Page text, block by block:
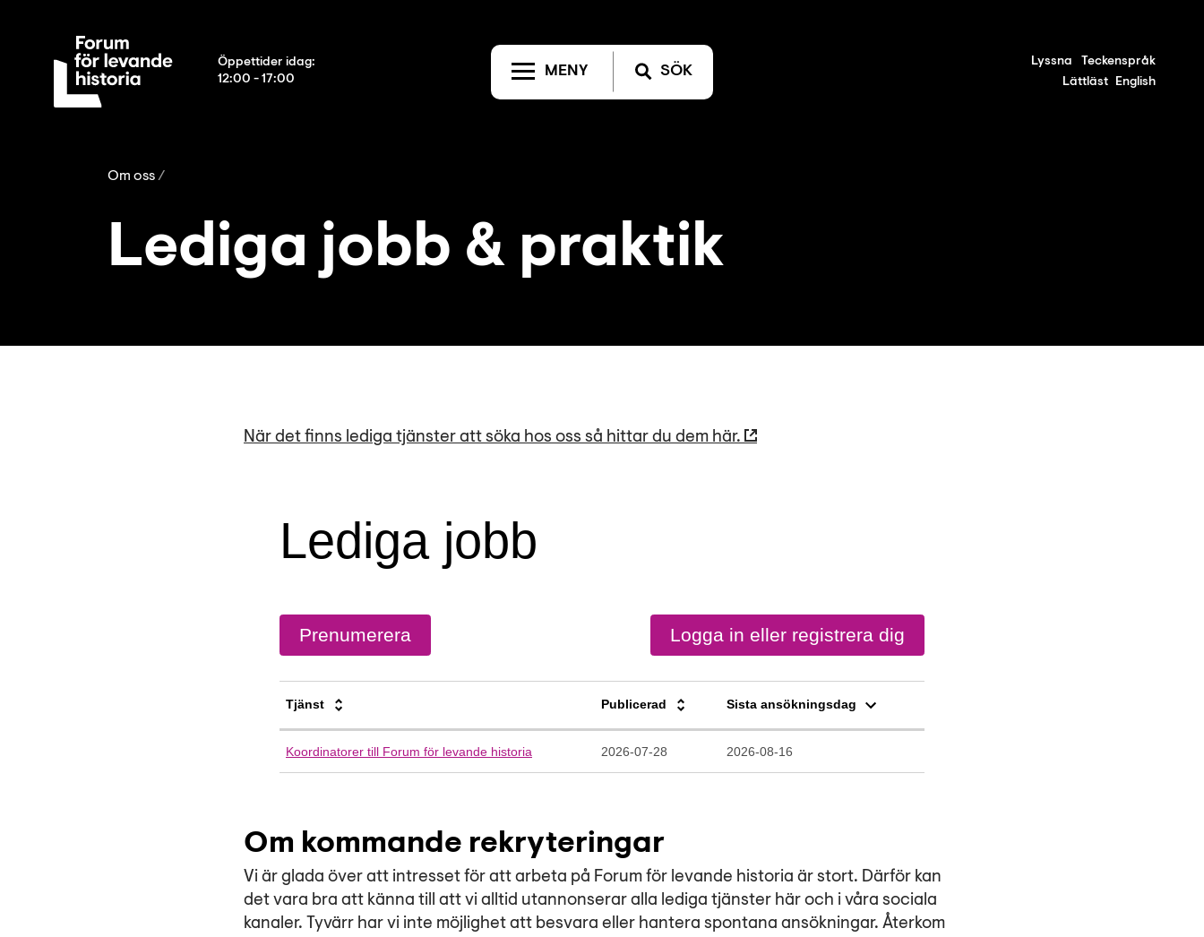
Öppettider idag:
12:00 - 17:00
MENY SÖK
Lyssna
Teckenspråk
Lättläst
English
Om oss
Lediga jobb & praktik
När det finns lediga tjänster att söka hos oss så hittar du dem här.
Om kommande rekryteringar
​Vi är glada över att intresset för att arbeta på Forum för levande historia är stort. Därför kan
det vara bra att känna till att vi alltid utannonserar alla lediga tjänster här och i våra sociala
kanaler. Tyvärr har vi inte möjlighet att besvara eller hantera spontana ansökningar. Återkom